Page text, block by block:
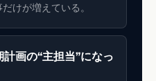
けが増えている。
画の“主担当”になっ